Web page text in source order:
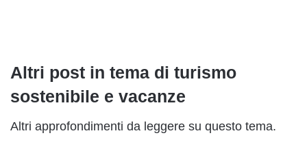
Altri post in tema di turismo
sostenibile e vacanze
Altri approfondimenti da leggere su questo tema.